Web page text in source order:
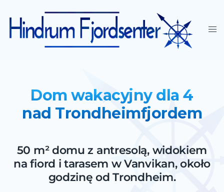
Dom wakacyjny dla 4
nad Trondheimfjordem
50 m² domu z antresolą, widokiem
na fiord i tarasem w Vanvikan, około
godzinę od Trondheim.